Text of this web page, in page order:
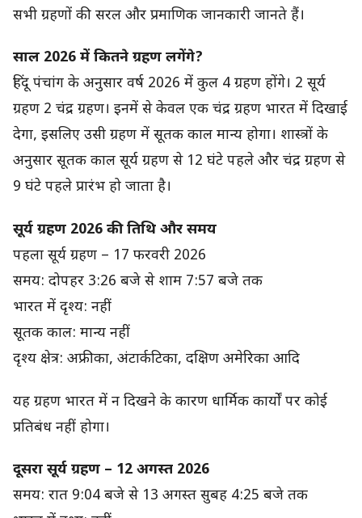
सभी ग्रहणों की सरल और प्रमाणिक जानकारी जानते हैं।
साल 2026 में कितने ग्रहण लगेंगे?
हिंदू पंचांग के अनुसार वर्ष 2026 में कुल 4 ग्रहण होंगे। 2 सूर्य
ग्रहण 2 चंद्र ग्रहण। इनमें से केवल एक चंद्र ग्रहण भारत में दिखाई
देगा, इसलिए उसी ग्रहण में सूतक काल मान्य होगा। शास्त्रों के
अनुसार सूतक काल सूर्य ग्रहण से 12 घंटे पहले और चंद्र ग्रहण से
9 घंटे पहले प्रारंभ हो जाता है।
सूर्य ग्रहण 2026 की तिथि और समय
पहला सूर्य ग्रहण – 17 फरवरी 2026
समय: दोपहर 3:26 बजे से शाम 7:57 बजे तक
भारत में दृश्य: नहीं
सूतक काल: मान्य नहीं
दृश्य क्षेत्र: अफ्रीका, अंटार्कटिका, दक्षिण अमेरिका आदि
यह ग्रहण भारत में न दिखने के कारण धार्मिक कार्यों पर कोई
प्रतिबंध नहीं होगा।
दूसरा सूर्य ग्रहण – 12 अगस्त 2026
समय: रात 9:04 बजे से 13 अगस्त सुबह 4:25 बजे तक